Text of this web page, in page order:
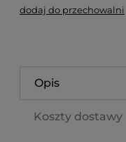
dodaj do przechowalni
Opis
Koszty dostawy